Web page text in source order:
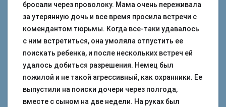
бросали через проволоку. Мама очень переживала
за утерянную дочь и все время просила встречи с
комендантом тюрьмы. Когда все-таки удавалось
с ним встретиться, она умоляла отпустить ее
поискать ребенка, и после нескольких встреч ей
удалось добиться разрешения. Немец был
пожилой и не такой агрессивный, как охранники. Ее
выпустили на поиски дочери через полгода,
вместе с сыном на две недели. На руках был